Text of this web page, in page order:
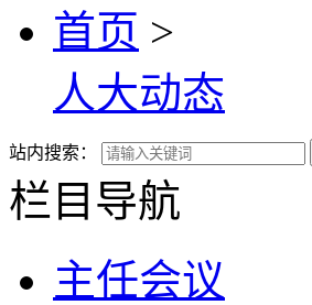
首页 >
人大动态
站内搜索：
栏目导航
主任会议